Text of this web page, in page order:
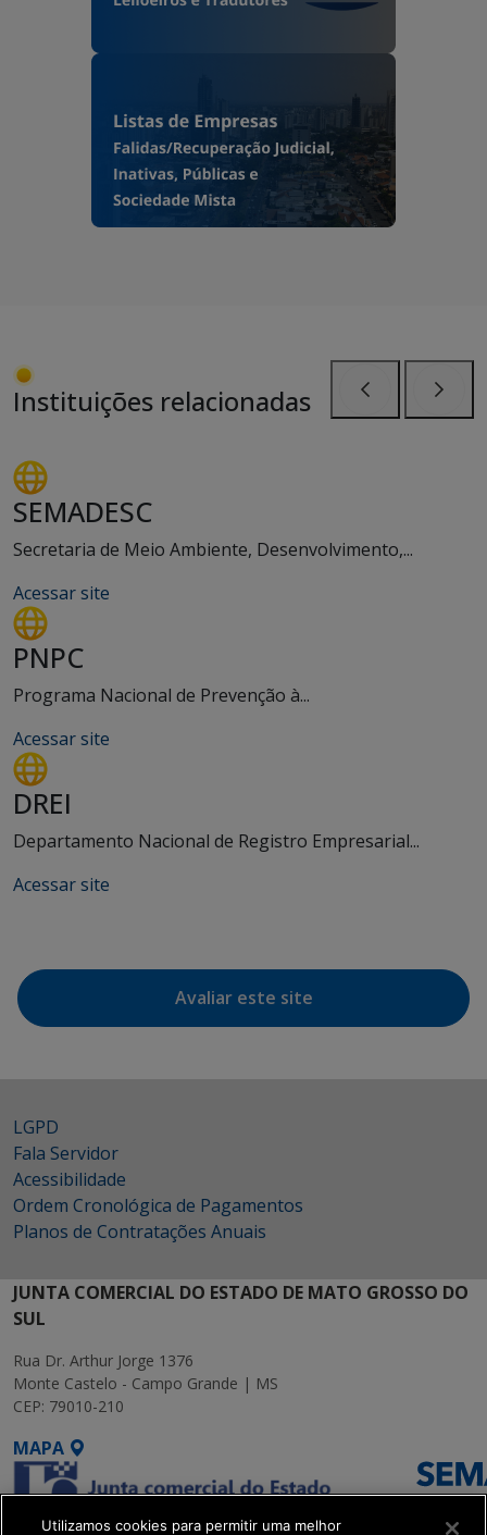
Instituições relacionadas
SEMADESC
Secretaria de Meio Ambiente, Desenvolvimento,...
Acessar site
PNPC
Programa Nacional de Prevenção à...
Acessar site
DREI
Departamento Nacional de Registro Empresarial...
Acessar site
Avaliar este site
LGPD
Fala Servidor
Acessibilidade
Ordem Cronológica de Pagamentos
Planos de Contratações Anuais
JUNTA COMERCIAL DO ESTADO DE MATO GROSSO DO
SUL
Rua Dr. Arthur Jorge 1376
Monte Castelo - Campo Grande | MS
CEP: 79010-210
MAPA
Utilizamos cookies para permitir uma melhor